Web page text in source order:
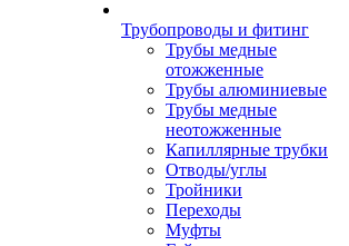
Трубопроводы и фитинг
Трубы медные
отожженные
Трубы алюминиевые
Трубы медные
неотожженные
Капиллярные трубки
Отводы/углы
Тройники
Переходы
Муфты